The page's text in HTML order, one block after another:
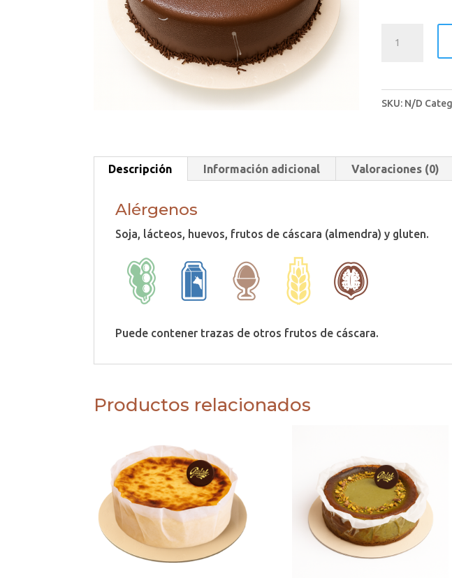
SKU: N/D
Descripción Información adicional Valoraciones (0)
Alérgenos
Soja, lácteos, huevos, frutos de cáscara (almendra) y gluten.
Puede contener trazas de otros frutos de cáscara.
Productos relacionados